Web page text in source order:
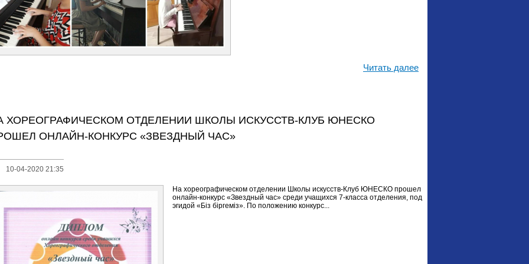
Читать далее
ХОРЕОГРАФИЧЕСКОМ ОТДЕЛЕНИИ ШКОЛЫ ИСКУССТВ-КЛУБ ЮНЕСКО
ОНЛАЙН-КОНКУРС «ЗВЕЗДНЫЙ ЧАС»
10-04-2020 21:35
На хореографическом отделении Школы искусств-Клуб ЮНЕСКО прошел
онлайн-конкурс «Звездный час» среди учащихся 7-класса отделения, под
эгидой «Біз біргеміз». По положению конкурс...